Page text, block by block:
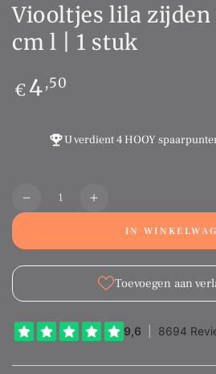
Viooltjes lila zijden
cm l | 1 stuk
Normale
prijs
€ 4,50
U verdient4 HOOY
Aantal
TranslationTranslation
IN
Toevoegen aan